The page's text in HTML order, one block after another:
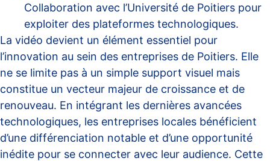
Collaboration avec l’Université de Poitiers pour
exploiter des plateformes technologiques.
La vidéo devient un élément essentiel pour
l’innovation au sein des entreprises de Poitiers. Elle
ne se limite pas à un simple support visuel mais
constitue un vecteur majeur de croissance et de
renouveau. En intégrant les dernières avancées
technologiques, les entreprises locales bénéficient
d’une différenciation notable et d’une opportunité
inédite pour se connecter avec leur audience. Cette